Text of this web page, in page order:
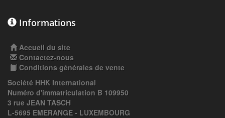
Informations
Accueil du site
Contactez-nous
Conditions générales de vente
Société HHK International
Numéro d'immatriculation B 109950
3 rue JEAN TASCH
L-5695 EMERANGE - LUXEMBOURG